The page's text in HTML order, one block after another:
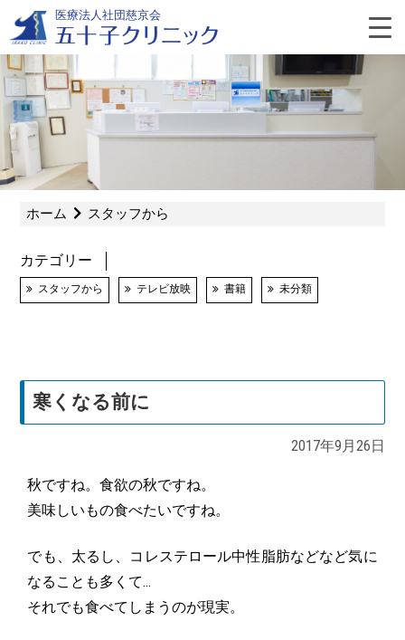
content
医療法人社団慈京会
ホーム スタッフから
カテゴリー
スタッフから テレビ放映 書籍 未分類
寒くなる前に
2017年9月26日
秋ですね。食欲の秋ですね。
美味しいもの食べたいですね。
でも、太るし、コレステロール中性脂肪などなど気に
なることも多くて…
それでも食べてしまうのが現実。